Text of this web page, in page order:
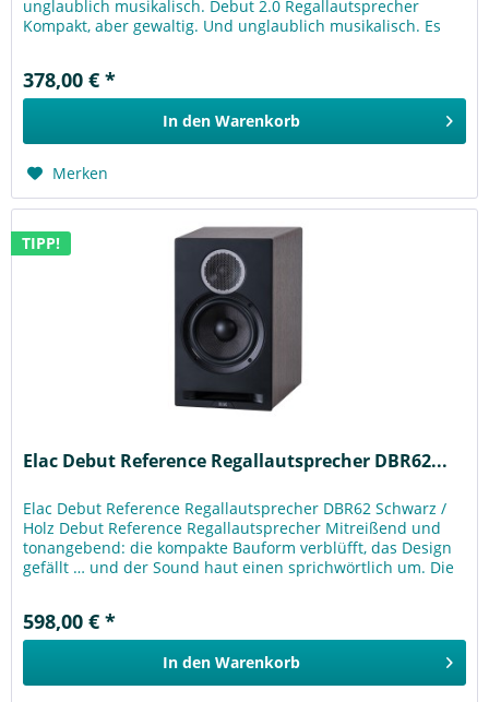
unglaublich musikalisch. Debut 2.0 Regallautsprecher
Kompakt, aber gewaltig. Und unglaublich musikalisch. Es
378,00 € *
In den Warenkorb
Merken
TIPP!
Elac Debut Reference Regallautsprecher DBR62...
Elac Debut Reference Regallautsprecher DBR62 Schwarz /
Holz Debut Reference Regallautsprecher Mitreißend und
tonangebend: die kompakte Bauform verblüfft, das Design
gefällt … und der Sound haut einen sprichwörtlich um. Die
598,00 € *
In den Warenkorb